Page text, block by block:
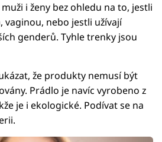
i ženy bez ohledu na to, jestli
vaginou, nebo jestli užívají
genderů. Tyhle trenky jsou
že produkty nemusí být
Prádlo je navíc vyrobeno z
je i ekologické. Podívat se na